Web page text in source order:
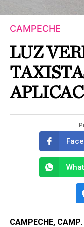
CAMPECHE
LUZ
CAMPECHE, CAMP